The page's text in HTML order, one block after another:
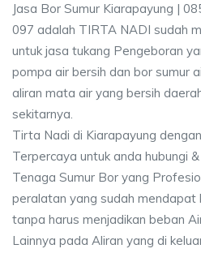
Jasa Bor Sumur Kiarapayung |
097 adalah TIRTA NADI sudah
untuk jasa tukang Pengeboran
pompa air bersih dan bor sumur
aliran mata air yang bersih
sekitarnya.
Tirta Nadi di Kiarapayung
Terpercaya untuk anda hubungi
Tenaga Sumur Bor yang
peralatan yang sudah mendapat
tanpa harus menjadikan beban
Lainnya pada Aliran yang di